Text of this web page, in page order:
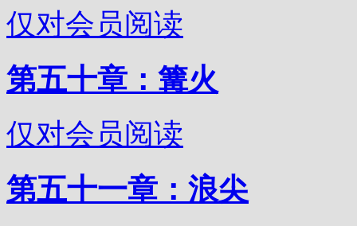
仅对会员阅读
第五十章：篝火
仅对会员阅读
第五十一章：浪尖